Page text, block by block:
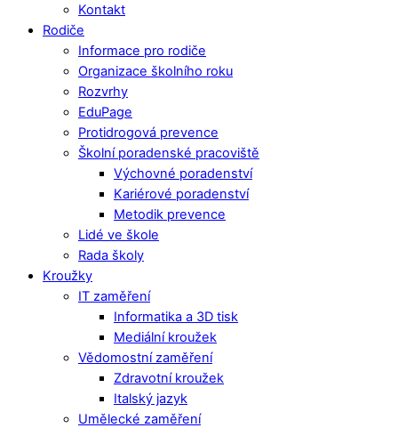
Kontakt
Rodiče
Informace pro rodiče
Organizace školního roku
Rozvrhy
EduPage
Protidrogová prevence
Školní poradenské pracoviště
Výchovné poradenství
Kariérové poradenství
Metodik prevence
Lidé ve škole
Rada školy
Kroužky
IT zaměření
Informatika a 3D tisk
Mediální kroužek
Vědomostní zaměření
Zdravotní kroužek
Italský jazyk
Umělecké zaměření